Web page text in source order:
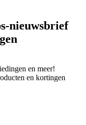
nieuwsbrief
en meer!
en kortingen